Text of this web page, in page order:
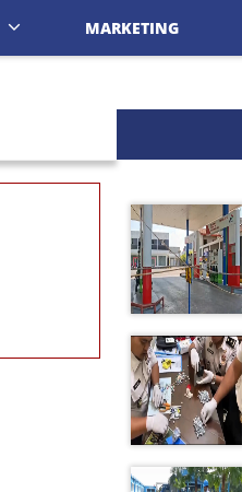
MARKETING